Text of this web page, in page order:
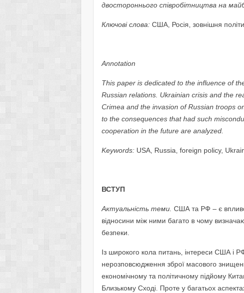
двостороннього співробітництва на
Ключові слова: США, Росія, зовнішня
Annotation
This paper is dedicatedto the influence of
Russian relations. Ukrainian crisis and the
Crimea and the invasion of Russian troops
to the consequences that had such
cooperation in the future are analyzed.
Keywords: USA, Russia, foreign policy,
ВСТУП
Актуальність теми.США та РФ – є
відносини між ними багато в чому
безпеки.
Із широкого кола питань, інтереси США і
нерозповсюдження зброї масового
економічному та політичному підйому
Близькому Сході. Проте у багатьох